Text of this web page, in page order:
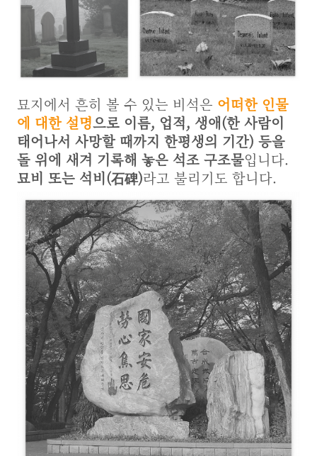
묘지에서 흔히 볼 수 있는 비석은 어떠한 인물
에 대한 설명으로 이름, 업적, 생애(한 사람이
태어나서 사망할 때까지 한평생의 기간) 등을
돌 위에 새겨 기록해 놓은 석조 구조물입니다.
묘비 또는 석비(石碑)라고 불리기도 합니다.